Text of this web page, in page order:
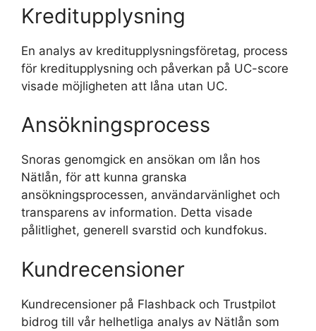
Kreditupplysning
En analys av kreditupplysningsföretag, process
för kreditupplysning och påverkan på UC-score
visade möjligheten att låna utan UC.
Ansökningsprocess
Snoras genomgick en ansökan om lån hos
Nätlån, för att kunna granska
ansökningsprocessen, användarvänlighet och
transparens av information. Detta visade
pålitlighet, generell svarstid och kundfokus.
Kundrecensioner
Kundrecensioner på Flashback och Trustpilot
bidrog till vår helhetliga analys av Nätlån som